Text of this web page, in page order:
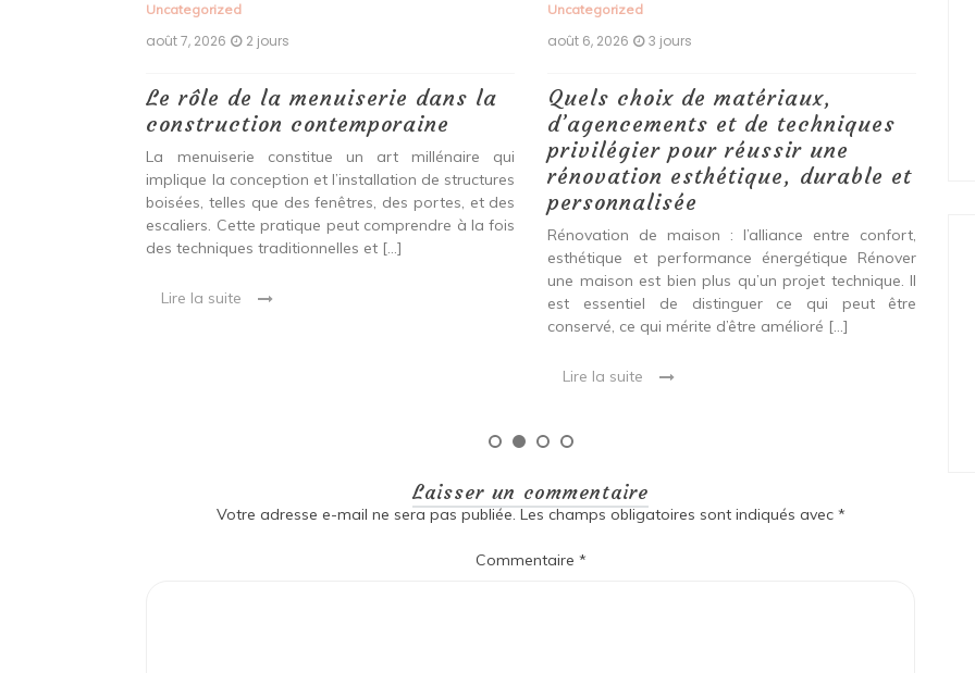
Uncategorized
août 7, 2026 2 jours
Le rôle de la menuiserie dans la
construction contemporaine
La menuiserie constitue un art millénaire qui
implique la conception et l’installation de structures
boisées, telles que des fenêtres, des portes, et des
escaliers. Cette pratique peut comprendre à la fois
des techniques traditionnelles et […]
Lire la suite
Uncategorized
août 6, 2026 3 jours
Quels choix de matériaux,
d’agencements et de techniques
privilégier pour réussir une
rénovation esthétique, durable et
personnalisée
Rénovation de maison : l’alliance entre confort,
esthétique et performance énergétique Rénover
une maison est bien plus qu’un projet technique. Il
est essentiel de distinguer ce qui peut être
conservé, ce qui mérite d’être amélioré […]
Lire la suite
Laisser un commentaire
Votre adresse e-mail ne sera pas publiée. Les champs obligatoires sont indiqués avec *
Commentaire *